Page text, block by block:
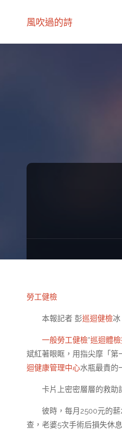
風吹過的詩
勞工健檢
本報記者 彭巡迴健檢冰
一般勞工健檢“巡迴體
斌紅著眼眶，用指尖摩「
迴健康管理中心水瓶最貴的
卡片上密密層層的救助
彼時，每月2500元的
查，老婆5次手術后損失休